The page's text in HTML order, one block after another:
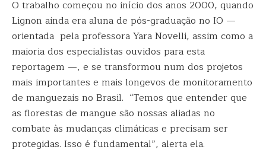
O trabalho começou no início dos anos 2000, quando
Lignon ainda era aluna de pós-graduação no IO —
orientada pela professora Yara Novelli, assim como a
maioria dos especialistas ouvidos para esta
reportagem —, e se transformou num dos projetos
mais importantes e mais longevos de monitoramento
de manguezais no Brasil. “Temos que entender que
as florestas de mangue são nossas aliadas no
combate às mudanças climáticas e precisam ser
protegidas. Isso é fundamental”, alerta ela.